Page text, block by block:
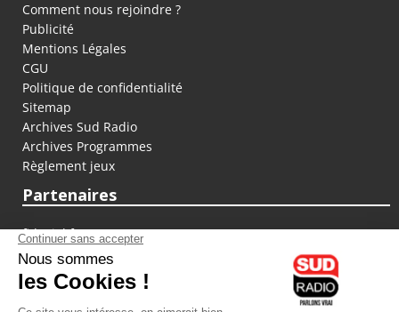
Comment nous rejoindre ?
Publicité
Mentions Légales
CGU
Politique de confidentialité
Sitemap
Archives Sud Radio
Archives Programmes
Règlement jeux
Partenaires
fiducial.fr
lyoncapitale.fr
olympique-et-lyonnais.com